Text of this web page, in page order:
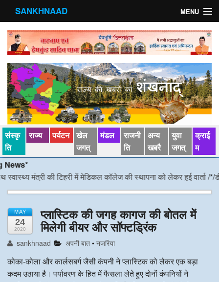
SANKHNAAD MENU
मुख्य पृष्ठ
राज्य
मंडल
संस्कृति
खेल जगत्
पर्यटन
पड़ोसी राज्य
स्वास्‍थ्य
देश विदेश
अन्य खबरै
संस्कृ
ति
राज्य पर्यटन खेल
जगत्
मंडल
राजनी
ति
अन्य
खबरै
युवा
जगत्
क्राई
म
मंत्री की टिहरी में मेडिकल कॉलेज की स्थापना को लेकर हुई वार्ता/*/डीएम
MAY
24
2020
प्लास्टिक की जगह कागज की बोतल में
मिलेगी बीयर और सॉफ्टड्रिंक
sankhnaad अपनी बात •नजरिया
कोका-कोला और कार्लसबर्ग जैसी कंपनी ने प्लास्टिक को लेकर एक बड़ा
कदम उठाया है। पर्यावरण के हित में फैसला लेते हुए दोनों कंपनियों ने